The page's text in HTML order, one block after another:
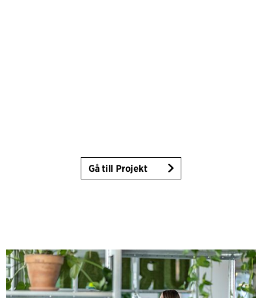
Gå till Projekt